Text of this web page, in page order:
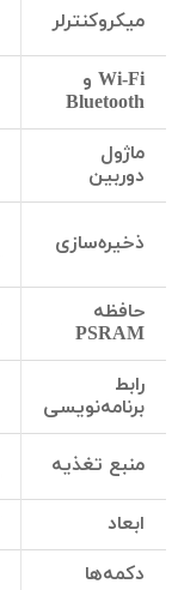
میکروکنترلر
Wi-Fi و
Bluetooth
ماژول
دوربین
ذخیره‌سازی
حافظه
PSRAM
رابط
برنامه‌نویسی
منبع تغذیه
ابعاد
دکمه‌ها